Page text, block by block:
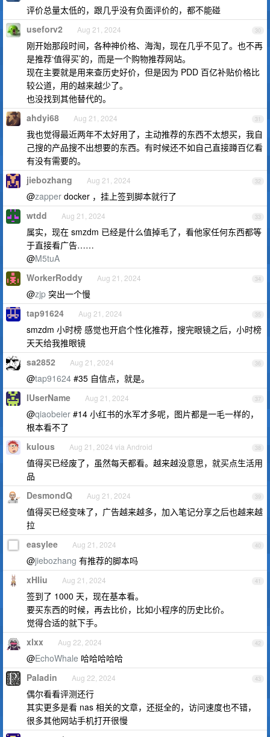
评价总量太低的，跟几乎没有负面评价的，都不能碰
30
useforv2 Aug 21, 2024
刚开始那段时间，各种神价格、海淘，现在几乎不见了。也不再
是推荐‘值得买’的，而是一个购物推荐网站。
现在主要就是用来查历史好价，但是因为 PDD 百亿补贴价格比
较公道，用的越来越少了。
也没找到其他替代的。
31
ahdyi68 Aug 21, 2024
我也觉得最近两年不太好用了，主动推荐的东西不太想买，我自
己搜的产品搜不出想要的东西。有时候还不如自己直接蹲百亿看
有没有需要的。
32
jiebozhang Aug 21, 2024
@zapper docker ，挂上签到脚本就行了
33
wtdd Aug 21, 2024
属实，现在 smzdm 已经是什么值掉毛了，看他家任何东西都等
于直接看广告……
@M5tuA
34
WorkerRoddy Aug 21, 2024
@zjp 突出一个慢
35
tap91624 Aug 21, 2024
smzdm 小时榜 感觉也开启个性化推荐，搜完眼镜之后，小时榜
天天给我推眼镜
36
sa2852 Aug 21, 2024
@tap91624 #35 自信点，就是。
37
IUserName Aug 21, 2024
@qiaobeier #14 小红书的水军才多呢，图片都是一毛一样的，
根本看不了
38
kulous Aug 21, 2024 via Android
值得买已经废了，虽然每天都看。越来越没意思，就买点生活用
品
39
DesmondQ Aug 21, 2024
值得买已经变味了，广告越来越多，加入笔记分享之后也越来越
拉
40
easylee Aug 21, 2024
@jiebozhang 有推荐的脚本吗
41
xHliu Aug 21, 2024
签到了 1000 天，现在基本看。
要买东西的时候，再去比价，比如小程序的历史比价。
觉得合适的就下手。
42
xlxx Aug 22, 2024
@EchoWhale 哈哈哈哈哈
43
Paladin Aug 22, 2024
偶尔看看评测还行
其实更多是看 nas 相关的文章，还挺全的，访问速度也不错，
很多其他网站手机打开很慢